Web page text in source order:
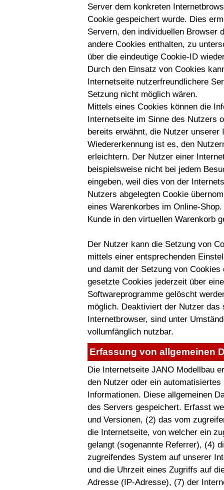
Server dem konkreten
Cookie gespeichert wurde. Dies
Servern, den individuellen Browser
andere Cookies enthalten, zu
über die eindeutige Cookie-ID
Durch den Einsatz von Cookies
Internetseite nutzerfreundlichere
Setzung nicht möglich wären.
Mittels eines Cookies können die
Internetseite im Sinne des Nutzers
bereits erwähnt, die Nutzer
Wiedererkennung ist es, den
erleichtern. Der Nutzer einer
beispielsweise nicht bei jedem
eingeben, weil dies von der
Nutzers abgelegten Cookie
eines Warenkorbes im Online-
Kunde in den virtuellen Warenkorb
Der Nutzer kann die Setzung von
mittels einer entsprechenden
und damit der Setzung von
gesetzte Cookies jederzeit über
Softwareprogramme gelöscht
möglich. Deaktiviert der Nutzer
Internetbrowser, sind unter
vollumfänglich nutzbar.
Erfassung von allgemeinen
Die Internetseite JANO Modellbau
den Nutzer oder ein
Informationen. Diese allgemeinen
des Servers gespeichert. Erfasst
und Versionen, (2) das vom
die Internetseite, von welcher ein
gelangt (sogenannte Referrer), (4)
zugreifendes System auf unserer
und die Uhrzeit eines Zugriffs auf
Adresse (IP-Adresse), (7) der